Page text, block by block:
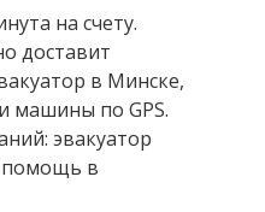
на счету.
доставит
в Минске,
машины по GPS.
эвакуатор
помощь в